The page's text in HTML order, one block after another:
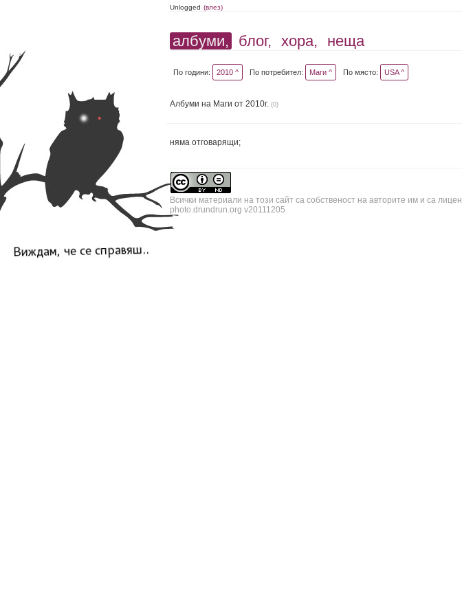
Unlogged (влез)
албуми, блог, хора, неща
По години: 2010 ^ По потребител: Маги ^ По място: USA ^
Албуми на Маги от 2010г. (0)
няма отговарящи;
Всички материали на този сайт са собственост на авторите им и са
photo.drundrun.org v20111205